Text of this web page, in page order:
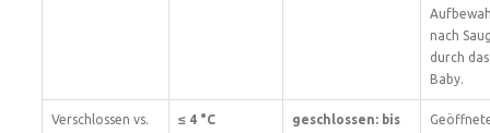
nach
durch das
Baby.
Verschlossen vs.
≤ 4 °C
geschlossen: bis